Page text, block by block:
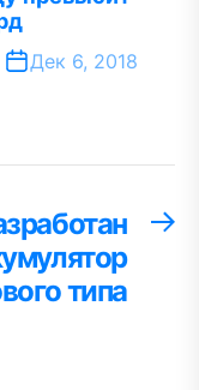
Дек 6, 2018
типа